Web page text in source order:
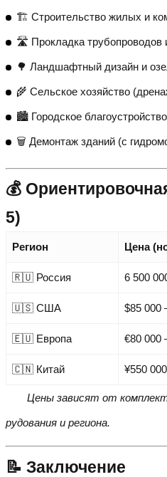
🏗️ Строительство жилых и
🛣️ Прокладка трубопроводов
🌳 Ландшафтный дизайн и
🌾 Сельское хозяйство
🏙️ Городское
🗑️ Демонтаж зданий (с
💰
5)
Регион Цена
🇷🇺 Россия 6 500
🇺🇸 США $85 000
🇪🇺 Европа €80 000
🇨🇳 Китай ¥550
Цены зависят от
рудования и региона.
📝 Заключение